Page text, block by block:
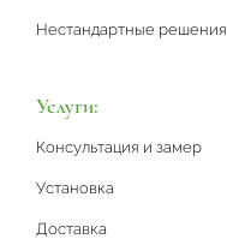
Нестандартные решения
Услуги:
Консультация и замер
Установка
Доставка